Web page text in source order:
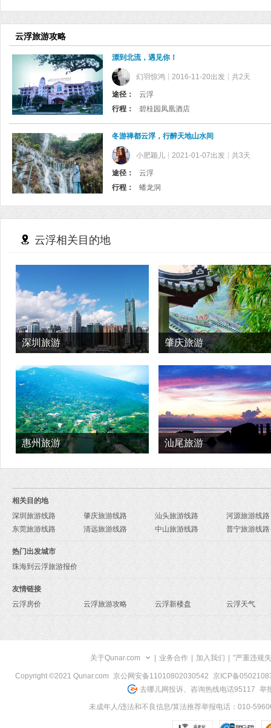
云浮旅游攻略
漂到北流，遇见你！
幻羽惊鸿 2016-11-20出发 共2天
途径：
云浮
行程：
碧桂园凤凰酒店
冬游禅都云浮，行醉天地山水间
小肥颖儿 2021-01-07出发 共3天
途径：
云浮
行程：
蟠龙洞
云浮相关目的地
深圳旅游 肇庆旅游
惠州旅游 汕尾旅游
相关目的地
深圳旅游线路
肇庆旅游线路 汕头旅游线路
河源旅游线路
东莞旅游线路
清远旅游线路 中山旅游线路 普宁旅游线路
热门出发城市
珠海到云浮旅游报价
友情链接
云浮房价
云浮旅游攻略 云浮新楼盘 云浮天气
关于Qunar.com 业务合作 加入我们 "严重违规
Copyright ©2021 Qunar.com 京公网安备11010802030542
京ICP备
去哪儿网投诉、咨询热线电话95117 举
未成年人/违法和不良信息/算法推荐举报电话：010-